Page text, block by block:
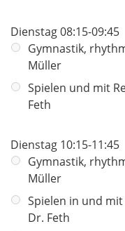
Dienstag 08:15-09:45
Gymnastik,
Müller
Spielen und mit
Feth
Dienstag 10:15-11:45
Gymnastik,
Müller
Spielen in und
Dr. Feth